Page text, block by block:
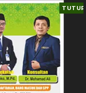
TUTUP